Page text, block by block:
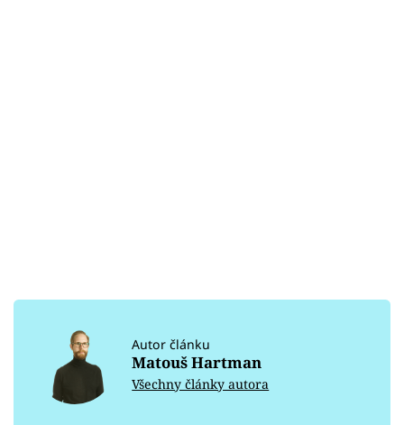
Autor článku
Matouš Hartman
Všechny články autora